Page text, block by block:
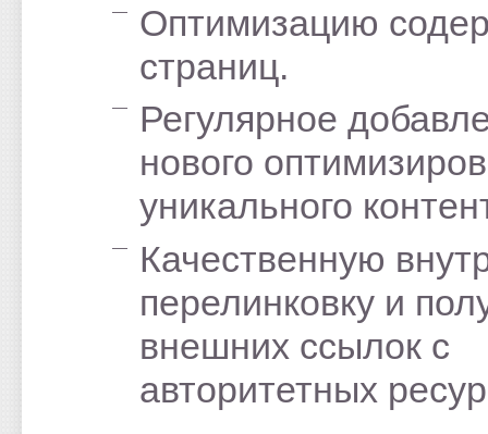
Оптимизацию
страниц.
Регулярное
нового
уникального
Качественную
перелинковку и
внешних ссылок с
авторитетных